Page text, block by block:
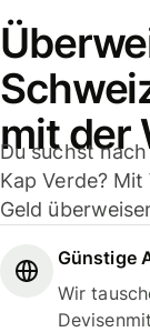
mit der
Du suchst
Kap Verde?
Geld
Günstige
Wir